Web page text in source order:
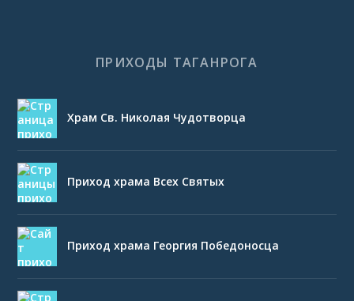
ПРИХОДЫ ТАГАНРОГА
Храм Св. Николая Чудотворца
Приход храма Всех Святых
Приход храма Георгия Победоносца